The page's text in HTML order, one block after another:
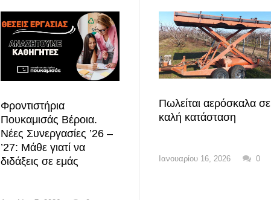
Φροντιστήρια
Πουκαμισάς Βέροια.
Νέες Συνεργασίες ’26 –
’27: Μάθε γιατί να
διδάξεις σε εμάς
Πωλείται αερόσκαλα σε
καλή κατάσταση
Ιανουαρίου 16, 2026 0